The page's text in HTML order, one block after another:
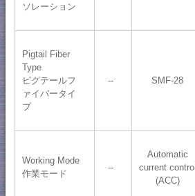
ソレーション
Pigtail Fiber
Type
ピグテールフ
ァイバータイ
プ
-- SMF-28
Working Mode
作業モード
--
Automatic
current control
(ACC)